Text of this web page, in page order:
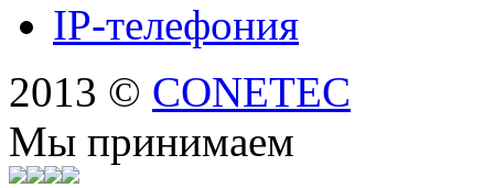
IP-телефония
2013 © CONETEC
Мы принимаем